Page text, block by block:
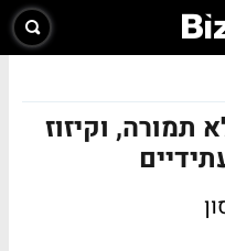
תמורה, וקיזוז